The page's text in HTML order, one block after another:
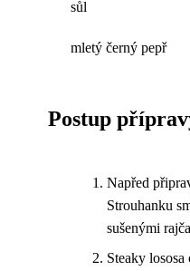
sůl
mletý černý pepř
Postup
Napřed
Strouhanku
sušenými
Steaky lososa